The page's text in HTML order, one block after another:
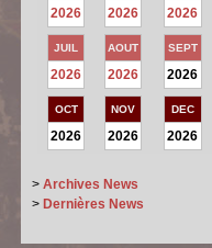
2026 2026 2026
JUIL
2026
AOUT
2026
SEPT
2026
OCT
2026
NOV
2026
DEC
2026
> Archives News
> Dernières News